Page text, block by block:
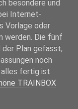
besondere und
Internet-
Vorlage oder
werden. Die fünf
der Plan gefasst,
noch
alles fertig ist
TRAINBOX